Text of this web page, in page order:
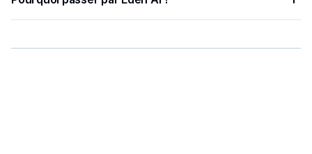
et obtenu votre clé API, vous pouvez extraire des
informations spécifiques de votre document.
tests et limite les intégrations à maintenir.